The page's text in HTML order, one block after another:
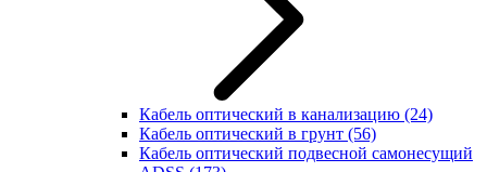
Кабель оптический в канализацию (24)
Кабель оптический в грунт (56)
Кабель оптический подвесной самонесущий